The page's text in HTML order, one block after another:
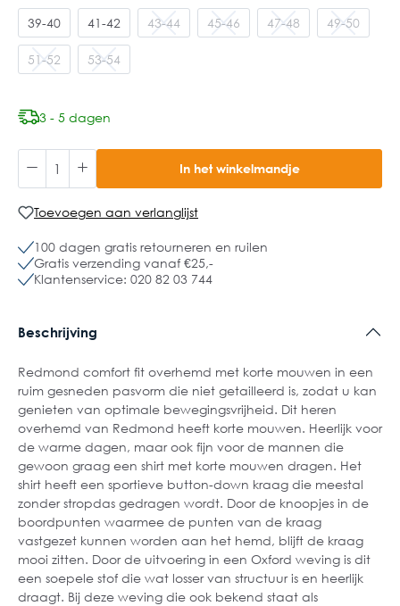
39-40 41-42 43-44 45-46 47-48 49-50
51-52 53-54
3 - 5 dagen
In het winkelmandje
Toevoegen aan verlanglijst
100 dagen gratis retourneren en ruilen
Gratis verzending vanaf €25,-
Klantenservice: 020 82 03 744
Beschrijving
Redmond comfort fit overhemd met korte mouwen in een
ruim gesneden pasvorm die niet getailleerd is, zodat u kan
genieten van optimale bewegingsvrijheid. Dit heren
overhemd van Redmond heeft korte mouwen. Heerlijk voor
de warme dagen, maar ook fijn voor de mannen die
gewoon graag een shirt met korte mouwen dragen. Het
shirt heeft een sportieve button-down kraag die meestal
zonder stropdas gedragen wordt. Door de knoopjes in de
boordpunten waarmee de punten van de kraag
vastgezet kunnen worden aan het hemd, blijft de kraag
mooi zitten. Door de uitvoering in een Oxford weving is dit
een soepele stof die wat losser van structuur is en heerlijk
draagt. Bij deze weving die ook bekend staat als